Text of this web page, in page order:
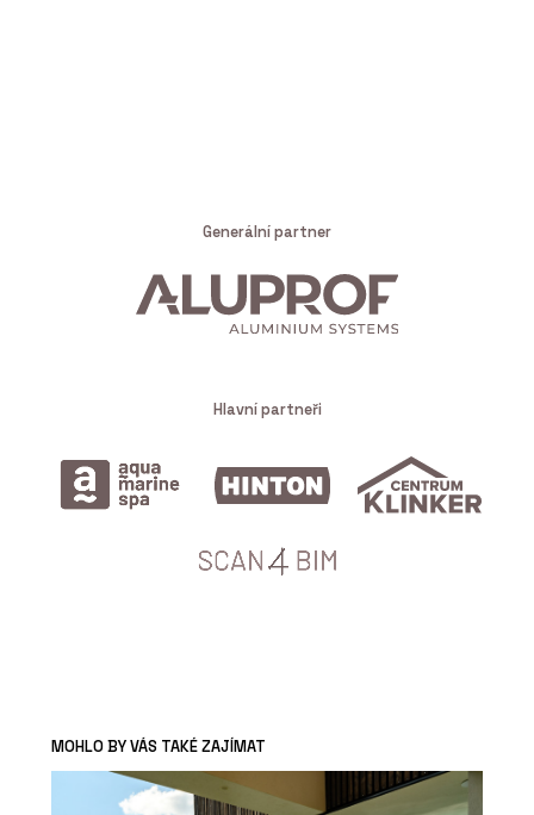
Generální partner
Hlavní partneři
MOHLO BY VÁS TAKÉ ZAJÍMAT